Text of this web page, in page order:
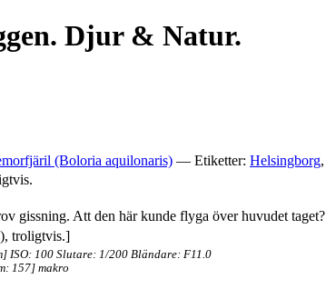
Djur & Natur.
(Boloria aquilonaris) — Etiketter: Helsingborg,
gissning. Att den här kunde flyga över huvudet taget?
ISO: 100 Slutare: 1/200 Bländare: F11.0
157] makro